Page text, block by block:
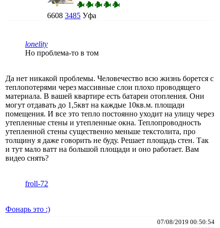
6608 3485 Уфа
lonelity
Но проблема-то в том
Да нет никакой проблемы. Человечество всю жизнь борется с
теплопотерями через массивные слои плохо проводящего
материала. В вашей квартире есть батареи отопления. Они
могут отдавать до 1,5квт на каждые 10кв.м. площади
помещения. И все это тепло постоянно уходит на улицу через
утепленные стены и утепленные окна. Теплопроводность
утепленной стены существенно меньше текстолита, про
толщину я даже говорить не буду. Решает площадь стен. Так
и тут мало ватт на большой площади и оно работает. Вам
видео снять?
froll-72
Фонарь это :)
07/08/2019 00:50:54